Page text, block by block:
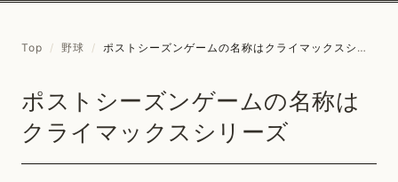
Top / 野球 / ポストシーズンゲームの名称はクライマックスシリーズ
ポストシーズンゲームの名称は
クライマックスシリーズ